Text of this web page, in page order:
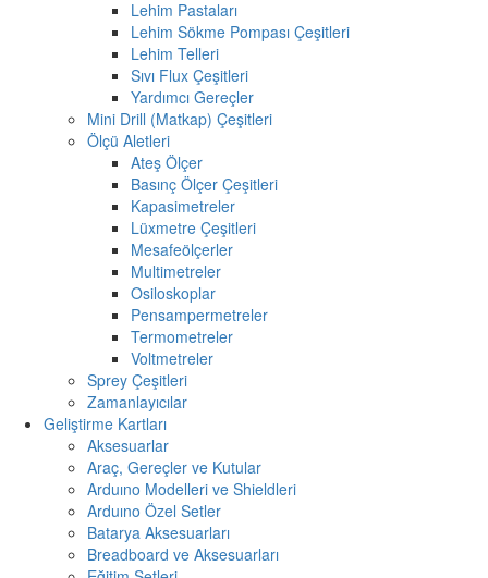
Lehim Pastaları
Lehim Sökme Pompası Çeşitleri
Lehim Telleri
Sıvı Flux Çeşitleri
Yardımcı Gereçler
Mini Drill (Matkap) Çeşitleri
Ölçü Aletleri
Ateş Ölçer
Basınç Ölçer Çeşitleri
Kapasimetreler
Lüxmetre Çeşitleri
Mesafeölçerler
Multimetreler
Osiloskoplar
Pensampermetreler
Termometreler
Voltmetreler
Sprey Çeşitleri
Zamanlayıcılar
Geliştirme Kartları
Aksesuarlar
Araç, Gereçler ve Kutular
Arduıno Modelleri ve Shieldleri
Arduıno Özel Setler
Batarya Aksesuarları
Breadboard ve Aksesuarları